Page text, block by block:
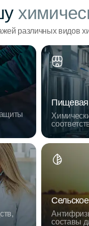
различных видов
Пищевая
составы